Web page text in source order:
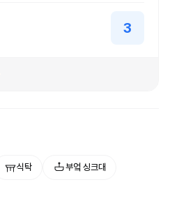
3
식탁 부엌 싱크대